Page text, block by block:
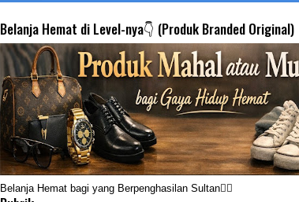
Belanja Hemat di Level-nya👇 (Produk Branded Original)
Belanja Hemat bagi yang Berpenghasilan Sultan☝🏼